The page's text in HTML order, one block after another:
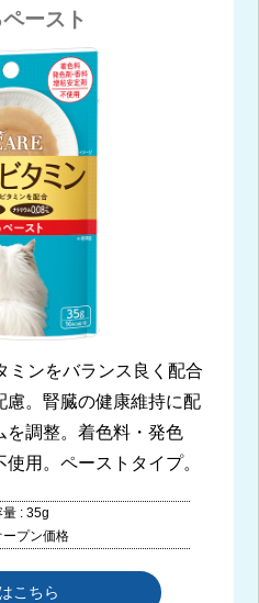
ースト
ミンをバランス良く配合
慮。腎臓の健康維持に配
を調整。着色料・発色
用。ペーストタイプ。
量 : 35g
ープン価格
こちら